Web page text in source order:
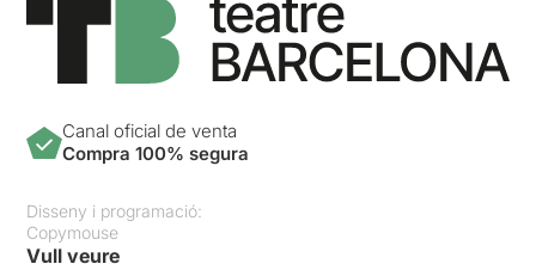
Canal oficial de venta
Compra 100% segura
Disseny i programació:
Copymouse
Vull veure